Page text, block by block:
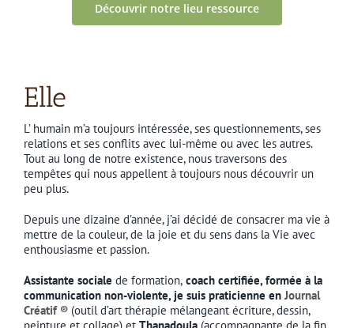
Découvrir notre lieu ressource
Elle
L’ humain m’a toujours intéressée, ses questionnements, ses
relations et ses conflits avec lui-même ou avec les autres.
Tout au long de notre existence, nous traversons des
tempêtes qui nous appellent à toujours nous découvrir un
peu plus.
Depuis une dizaine d’année, j’ai décidé de consacrer ma vie à
mettre de la couleur, de la joie et du sens dans la Vie avec
enthousiasme et passion.
Assistante sociale de formation, coach certifiée, formée à la
communication non-violente, je suis praticienne enJournal
Créatif ® (outil d’art thérapie mélangeant écriture, dessin,